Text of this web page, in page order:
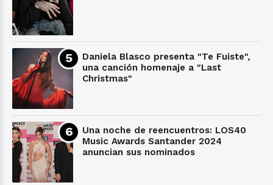
Daniela Blasco presenta "Te Fuiste",
una canción homenaje a "Last
Christmas"
Una noche de reencuentros: LOS40
Music Awards Santander 2024
anuncian sus nominados